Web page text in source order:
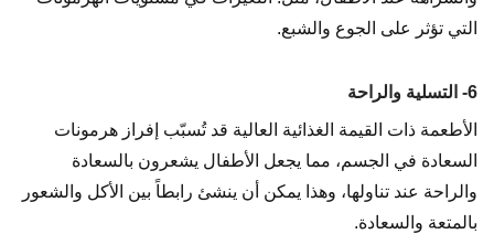
التي تؤثر على الجوع والشبع.
6- التسلية والراحة
الأطعمة ذات القيمة الغذائية العالية قد تُسبّب إفراز هرمونات
السعادة في الجسم، مما يجعل الأطفال يشعرون بالسعادة
والراحة عند تناولها، وهذا يمكن أن ينشئ رابطاً بين الأكل والشعور
بالمتعة والسعادة.